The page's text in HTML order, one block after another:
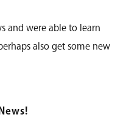
and were able to learn
also get some new